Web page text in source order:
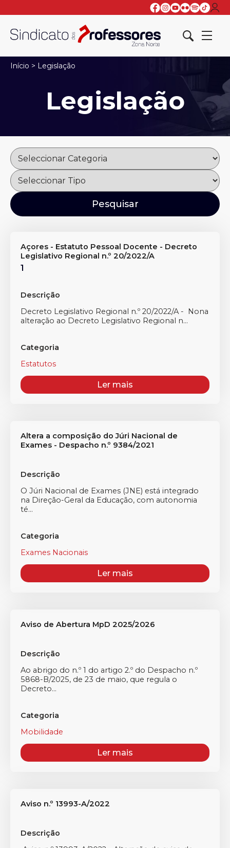
Início > Legislação
Legislação
Açores - Estatuto Pessoal Docente - Decreto
Legislativo Regional n.º 20/2022/A
1
Descrição
Decreto Legislativo Regional n.º 20/2022/A - Nona
alteração ao Decreto Legislativo Regional n...
Categoria
Estatutos
Ler mais
Altera a composição do Júri Nacional de
Exames - Despacho n.º 9384/2021
Descrição
O Júri Nacional de Exames (JNE) está integrado
na Direção-Geral da Educação, com autonomia
té...
Categoria
Exames Nacionais
Ler mais
Aviso de Abertura MpD 2025/2026
Descrição
Ao abrigo do n.º 1 do artigo 2.º do Despacho n.º
5868-B/2025, de 23 de maio, que regula o
Decreto...
Categoria
Mobilidade
Ler mais
Aviso n.º 13993-A/2022
Descrição